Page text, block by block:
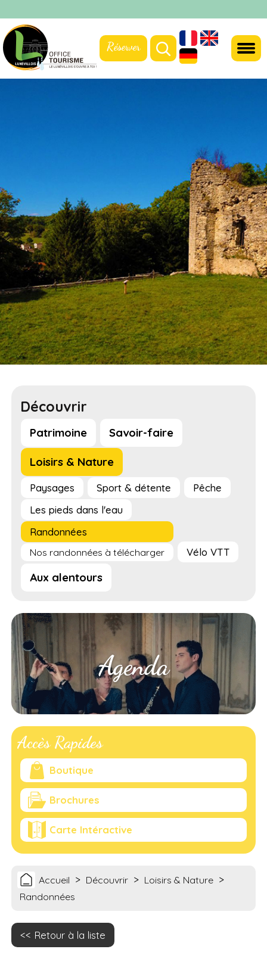
Réserver
Découvrir
Patrimoine Savoir-faire
Loisirs & Nature
Paysages Sport & détente
Pêche
Les pieds dans l'eau
Randonnées
Nos randonnées à télécharger Vélo VTT
Aux alentours
Agenda
Accès Rapides
Boutique
Brochures
Carte Intéractive
Accueil > Découvrir > Loisirs & Nature >
Randonnées
Retour à la liste